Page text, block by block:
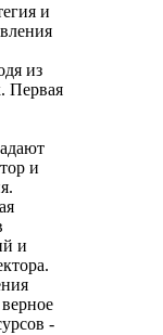
и
из
Первая
и
и
верное
-